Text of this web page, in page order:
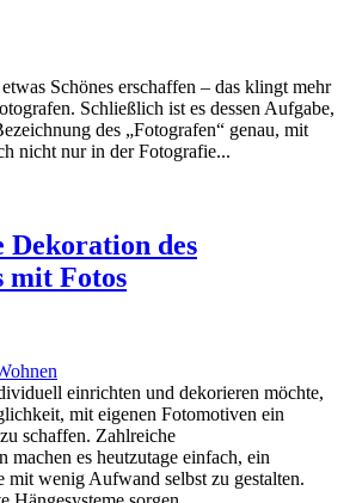
Schönes erschaffen – das klingt mehr
Schließlich ist es dessen Aufgabe,
des „Fotografen“ genau, mit
nicht nur in der Fotografie...
Dekoration des
mit Fotos
einrichten und dekorieren möchte,
mit eigenen Fotomotiven ein
schaffen. Zahlreiche
machen es heutzutage einfach, ein
mit wenig Aufwand selbst zu gestalten.